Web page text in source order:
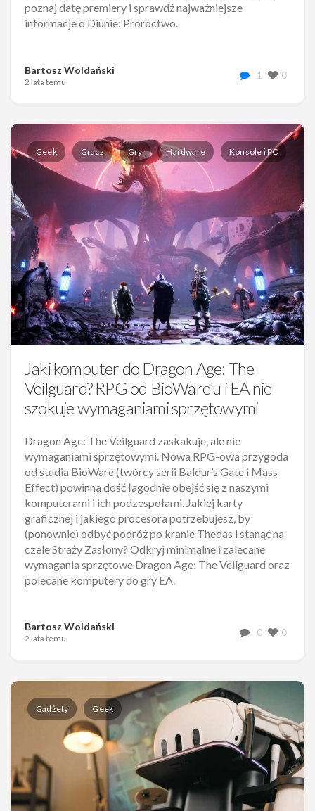
poznaj datę premiery i sprawdź najważniejsze
informacje o Diunie: Proroctwo.
Bartosz Woldański
2 lata temu
1 0
Geek Gracz Gry Hardware Konsole i PC
Jaki komputer do Dragon Age: The
Veilguard? RPG od BioWare’u i EA nie
szokuje wymaganiami sprzętowymi
Dragon Age: The Veilguard zaskakuje, ale nie
wymaganiami sprzętowymi. Nowa RPG-owa przygoda
od studia BioWare (twórcy serii Baldur’s Gate i Mass
Effect) powinna dość łagodnie obejść się z naszymi
komputerami i ich podzespołami. Jakiej karty
graficznej i jakiego procesora potrzebujesz, by
(ponownie) odbyć podróż po kranie Thedas i stanąć na
czele Straży Zasłony? Odkryj minimalne i zalecane
wymagania sprzętowe Dragon Age: The Veilguard oraz
polecane komputery do gry EA.
Bartosz Woldański
2 lata temu
0 0
Gadżety Geek